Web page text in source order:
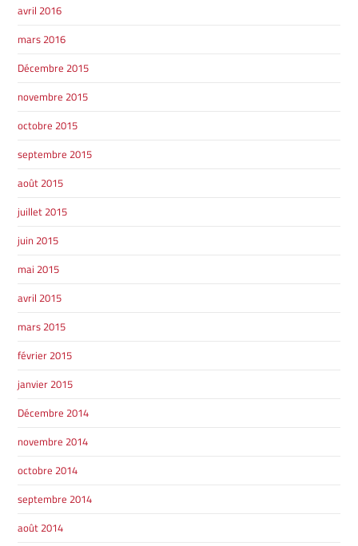
avril 2016
mars 2016
Décembre 2015
novembre 2015
octobre 2015
septembre 2015
août 2015
juillet 2015
juin 2015
mai 2015
avril 2015
mars 2015
février 2015
janvier 2015
Décembre 2014
novembre 2014
octobre 2014
septembre 2014
août 2014